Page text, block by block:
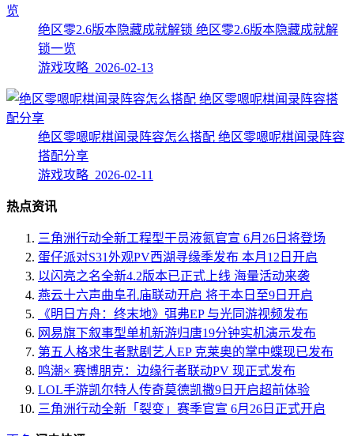
绝区零2.6版本隐藏成就解锁 绝区零2.6版本隐藏成就解
锁一览
游戏攻略 2026-02-13
绝区零嗯呢棋闻录阵容怎么搭配 绝区零嗯呢棋闻录阵容
搭配分享
游戏攻略 2026-02-11
热点资讯
三角洲行动全新工程型干员液氮官宣 6月26日将登场
蛋仔派对S31外观PV西湖寻缘季发布 本月12日开启
以闪亮之名全新4.2版本已正式上线 海量活动来袭
燕云十六声曲阜孔庙联动开启 将于本日至9日开启
《明日方舟：终末地》弭弗EP 与光同游视频发布
网易旗下叙事型单机新游归唐19分钟实机演示发布
第五人格求生者默剧艺人EP 克莱奥的掌中蝶现已发布
鸣潮× 赛博朋克：边缘行者联动PV 现正式发布
LOL手游凯尔特人传奇莫德凯撒9日开启超前体验
三角洲行动全新「裂变」赛季官宣 6月26日正式开启